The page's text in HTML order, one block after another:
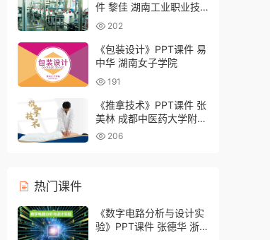
件 黎佳 湖南工业职业技
术学院
202
《包装设计》PPT课件 易
中华 湖南女子学院
191
《推拿技术》PPT课件 张
美林 成都中医药大学附属
医院针灸学校（四川省针
206
热门课件
《数字电路分析与设计实
验》PPT课件 张德华 浙